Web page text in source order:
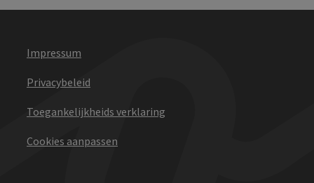
Impressum
Privacybeleid
Toegankelijkheids verklaring
Cookies aanpassen